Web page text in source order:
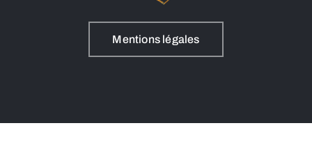
Mentions légales